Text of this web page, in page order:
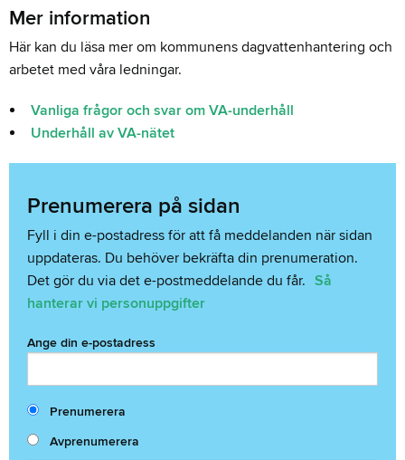
Mer information
Här kan du läsa mer om kommunens dagvattenhantering och
arbetet med våra ledningar.
Vanliga frågor och svar om VA-underhåll
Underhåll av VA-nätet
Prenumerera på sidan
Fyll i din e-postadress för att få meddelanden när sidan
uppdateras. Du behöver bekräfta din prenumeration.
Det gör du via det e-postmeddelande du får. Så
hanterar vi personuppgifter
Ange din e-postadress
Prenumerera
Avprenumerera